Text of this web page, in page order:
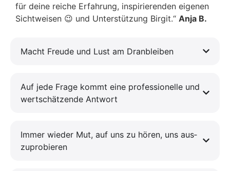
für dei­ne rei­che Erfah­rung, inspi­rie­ren­den eige­nen
Sicht­wei­sen 😉 und Unter­stüt­zung Bir­git.“ Anja B.
Macht Freu­de und Lust am Dran­blei­ben
Auf jede Fra­ge kommt eine pro­fes­sio­nel­le und
wert­schät­zen­de Ant­wort
Immer wie­der Mut, auf uns zu hören, uns aus­
zu­pro­bie­ren